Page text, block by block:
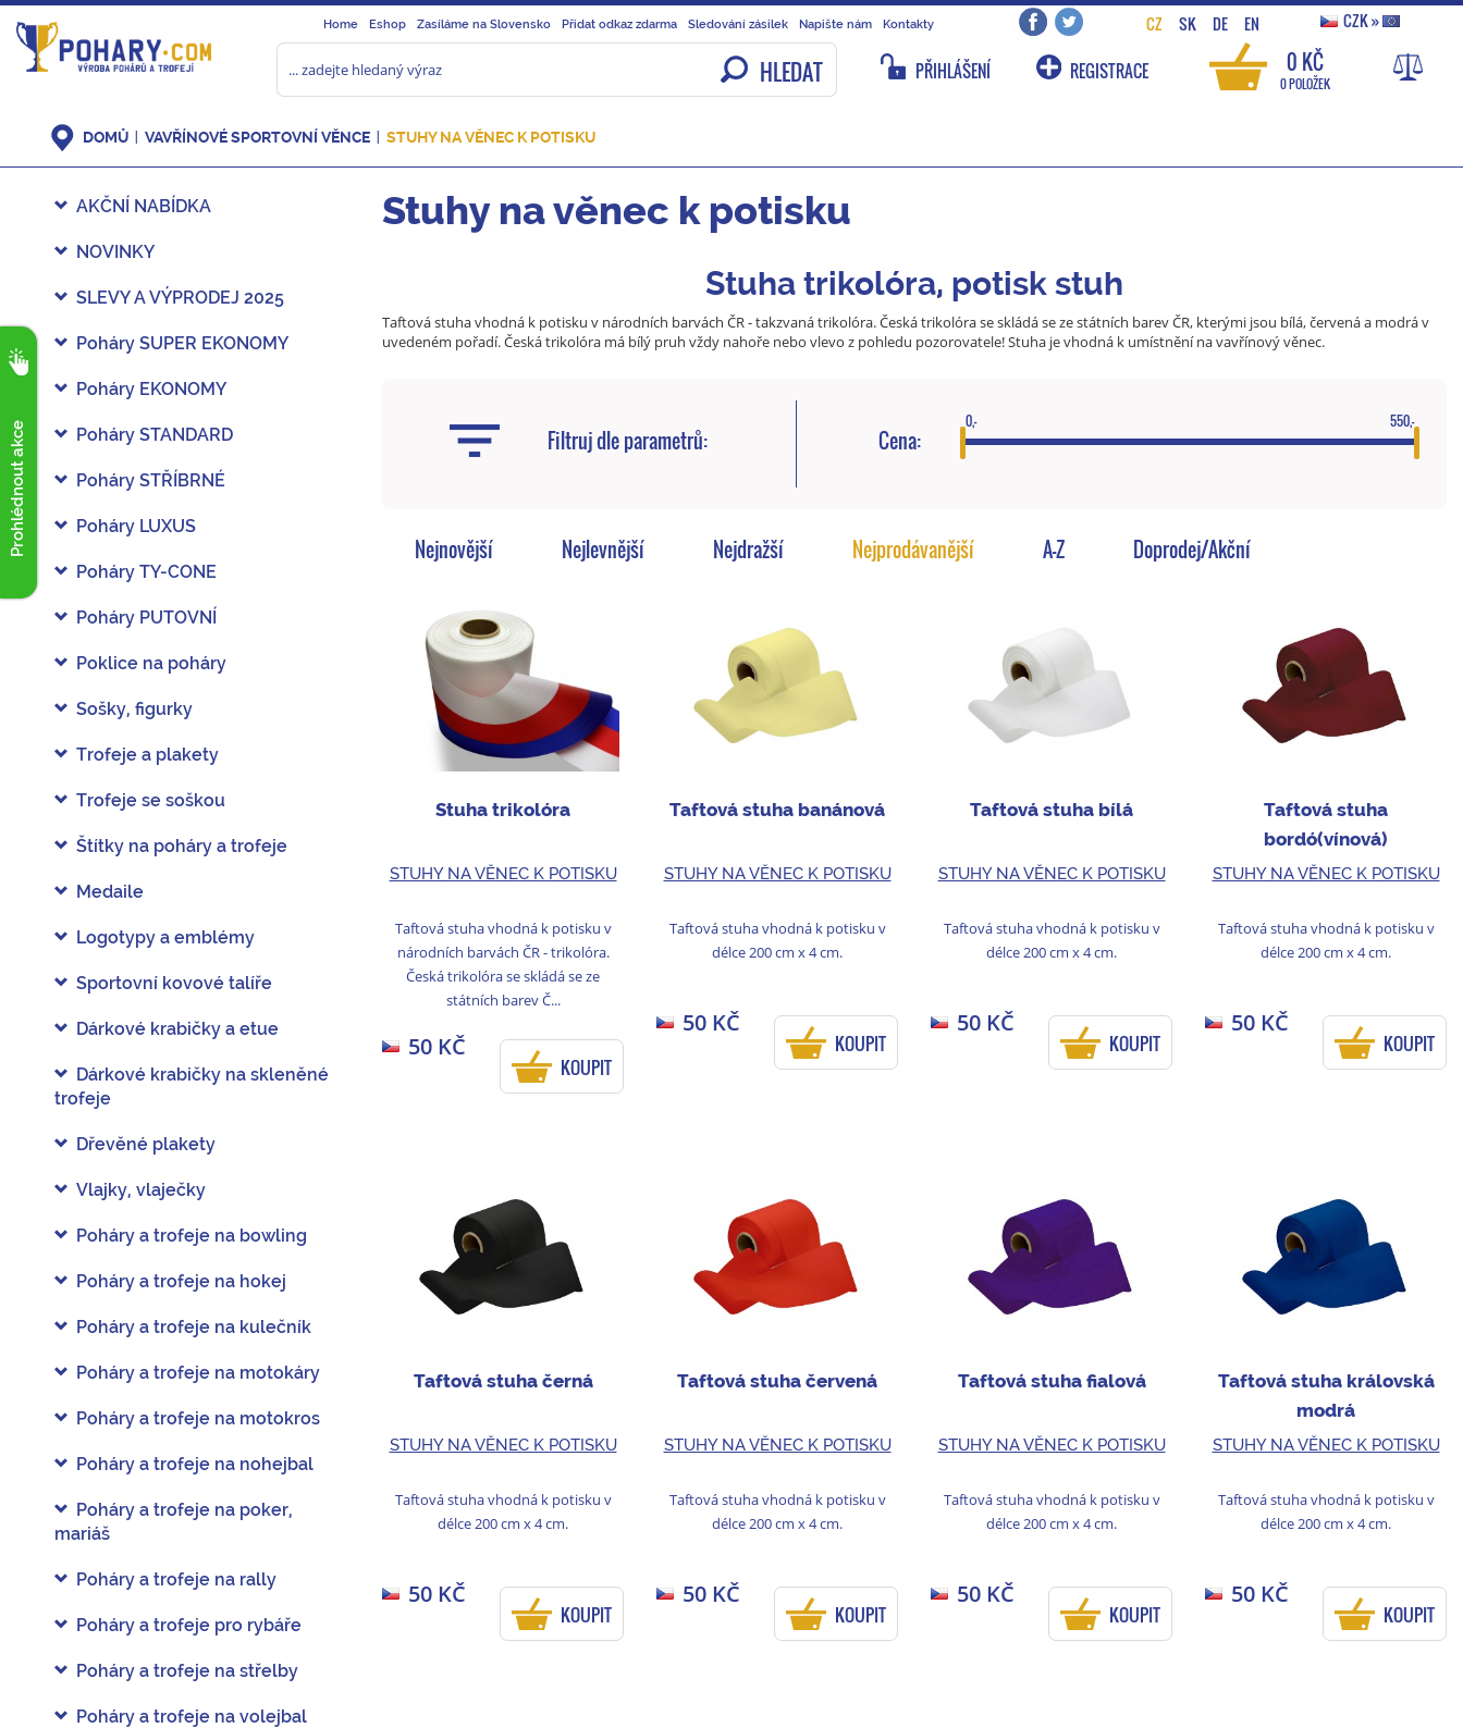
Home Eshop Zasíláme na Slovensko Přidat odkaz zdarma Sledování zásilek Napište nám Kontakty CZ SK DE EN CZK»
HLEDAT PŘIHLÁŠENÍ REGISTRACE 0 KČ
0 POLOŽEK
Prohlédnout akce
DOMŮ VAVŘÍNOVÉ SPORTOVNÍ VĚNCE STUHY NA VĚNEC K POTISKU
AKČNÍ NABÍDKA
NOVINKY
SLEVY A VÝPRODEJ 2025
Poháry SUPER EKONOMY
Poháry EKONOMY
Poháry STANDARD
Poháry STŘÍBRNÉ
Poháry LUXUS
Poháry TY-CONE
Poháry PUTOVNÍ
Poklice na poháry
Sošky, figurky
Trofeje a plakety
Trofeje se soškou
Štítky na poháry a trofeje
Medaile
Logotypy a emblémy
Sportovní kovové talíře
Dárkové krabičky a etue
Dárkové krabičky na skleněné
trofeje
Dřevěné plakety
Vlajky, vlaječky
Poháry a trofeje na bowling
Poháry a trofeje na hokej
Poháry a trofeje na kulečník
Poháry a trofeje na motokáry
Poháry a trofeje na motokros
Poháry a trofeje na nohejbal
Poháry a trofeje na poker,
mariáš
Poháry a trofeje na rally
Poháry a trofeje pro rybáře
Poháry a trofeje na střelby
Poháry a trofeje na volejbal
Stuhy na věnec k potisku
Stuha trikolóra, potisk stuh
Taftová stuha vhodná k potisku v národních barvách ČR - takzvaná trikolóra. Česká trikolóra se skládá se ze státních barev ČR, kterými jsou bílá, červená a modrá v
uvedeném pořadí. Česká trikolóra má bílý pruh vždy nahoře nebo vlevo z pohledu pozorovatele! Stuha je vhodná k umístnění na vavřínový věnec.
Filtruj dle parametrů: Cena:
0,- 550,-
Nejnovější Nejlevnější Nejdražší Nejprodávanější A-Z Doprodej/Akční
Stuha trikolóra
STUHY NA VĚNEC K POTISKU
Taftová stuha vhodná k potisku v
národních barvách ČR - trikolóra.
Česká trikolóra se skládá se ze
státních barev Č...
50 KČ
KOUPIT
Taftová stuha banánová
STUHY NA VĚNEC K POTISKU
Taftová stuha vhodná k potisku v
délce 200 cm x 4 cm.
50 KČ
KOUPIT
Taftová stuha bílá
STUHY NA VĚNEC K POTISKU
Taftová stuha vhodná k potisku v
délce 200 cm x 4 cm.
50 KČ
KOUPIT
Taftová stuha
bordó(vínová)
STUHY NA VĚNEC K POTISKU
Taftová stuha vhodná k potisku v
délce 200 cm x 4 cm.
50 KČ
KOUPIT
Taftová stuha černá
STUHY NA VĚNEC K POTISKU
Taftová stuha vhodná k potisku v
délce 200 cm x 4 cm.
50 KČ
KOUPIT
Taftová stuha červená
STUHY NA VĚNEC K POTISKU
Taftová stuha vhodná k potisku v
délce 200 cm x 4 cm.
50 KČ
KOUPIT
Taftová stuha fialová
STUHY NA VĚNEC K POTISKU
Taftová stuha vhodná k potisku v
délce 200 cm x 4 cm.
50 KČ
KOUPIT
Taftová stuha královská
modrá
STUHY NA VĚNEC K POTISKU
Taftová stuha vhodná k potisku v
délce 200 cm x 4 cm.
50 KČ
KOUPIT